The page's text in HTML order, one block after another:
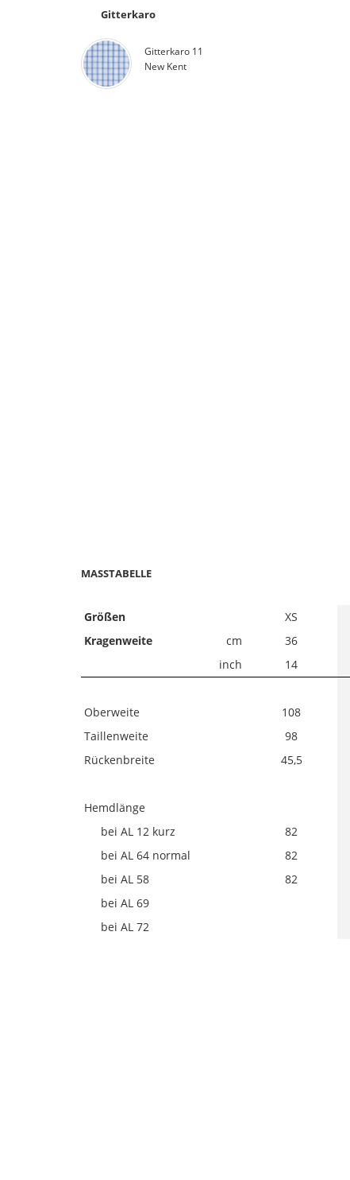
Gitterkaro
Gitterkaro 11
New Kent
MASSTABELLE
Größen XS
Kragenweite
cm 36
inch
14
Oberweite 108
Taillenweite
98
Rückenbreite
45,5
Hemdlänge
bei AL 12 kurz
82
bei AL 64 normal
82
bei AL 58
82
bei AL 69
bei AL 72